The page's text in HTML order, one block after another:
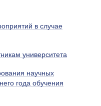
в случае
университета
научных
года обучения